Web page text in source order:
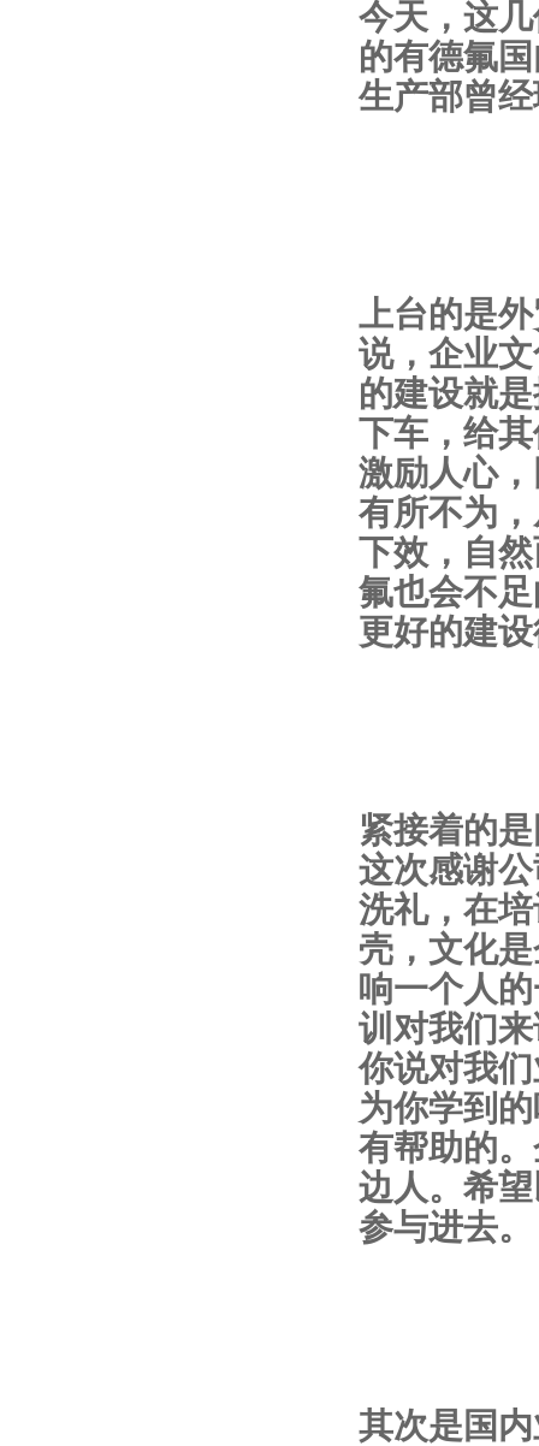
今天，这
的有德氟
生产部曾
上台的是
说，企业
的建设就
下车，给
激励人心
有所不为
下效，自
氟也会不
更好的建
紧接着的
这次感谢
洗礼，在
壳，文化
响一个人
训对我们
你说对我
为你学到
有帮助的
边人。希
参与进去。
其次是国